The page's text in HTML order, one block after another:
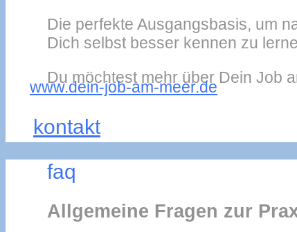
Die perfekte Ausgangsbasis, um
Dich selbst besser kennen zu
Du möchtest mehr über Dein Job
www.dein-job-am-meer.de
kontakt
faq
Allgemeine Fragen zur